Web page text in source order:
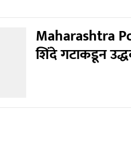
Maharashtra
शिंदे गटाकडून